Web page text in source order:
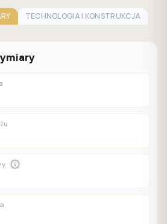
TECHNOLOGIA I KONSTRUKCJA